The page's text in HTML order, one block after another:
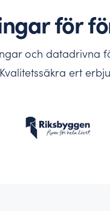
för
och datadrivna
ert